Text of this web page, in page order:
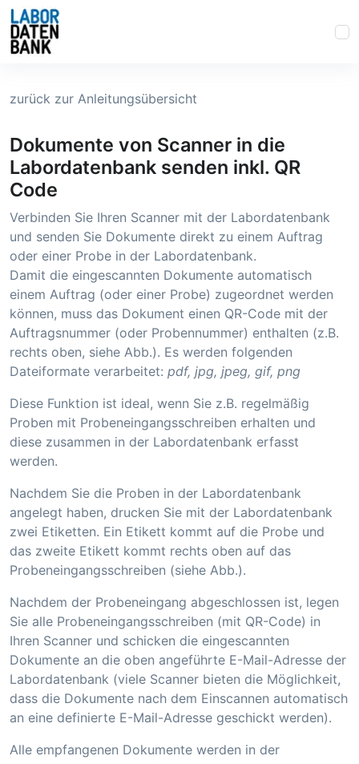
zurück zur Anleitungsübersicht
Dokumente von Scanner in die
Labordatenbank senden inkl. QR
Code
Verbinden Sie Ihren Scanner mit der Labordatenbank
und senden Sie Dokumente direkt zu einem Auftrag
oder einer Probe in der Labordatenbank.
Damit die eingescannten Dokumente automatisch
einem Auftrag (oder einer Probe) zugeordnet werden
können, muss das Dokument einen QR-Code mit der
Auftragsnummer (oder Probennummer) enthalten (z.B.
rechts oben, siehe Abb.). Es werden folgenden
Dateiformate verarbeitet: pdf, jpg, jpeg, gif, png
Diese Funktion ist ideal, wenn Sie z.B. regelmäßig
Proben mit Probeneingangsschreiben erhalten und
diese zusammen in der Labordatenbank erfasst
werden.
Nachdem Sie die Proben in der Labordatenbank
angelegt haben, drucken Sie mit der Labordatenbank
zwei Etiketten. Ein Etikett kommt auf die Probe und
das zweite Etikett kommt rechts oben auf das
Probeneingangsschreiben (siehe Abb.).
Nachdem der Probeneingang abgeschlossen ist, legen
Sie alle Probeneingangsschreiben (mit QR-Code) in
Ihren Scanner und schicken die eingescannten
Dokumente an die oben angeführte E-Mail-Adresse der
Labordatenbank (viele Scanner bieten die Möglichkeit,
dass die Dokumente nach dem Einscannen automatisch
an eine definierte E-Mail-Adresse geschickt werden).
Alle empfangenen Dokumente werden in der